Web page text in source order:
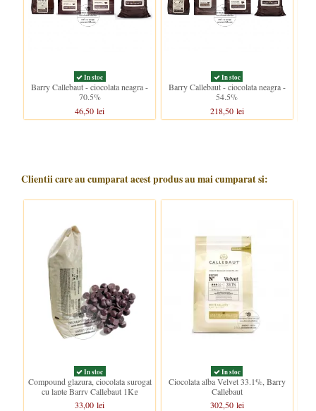
In stoc
Barry Callebaut - ciocolata neagra -
70.5%
46,50 lei
In stoc
Barry Callebaut - ciocolata neagra -
54.5%
218,50 lei
Clientii care au cumparat acest produs au mai cumparat si:
In stoc
Compound glazura, ciocolata surogat
cu lapte Barry Callebaut 1Kg
33,00 lei
In stoc
Ciocolata alba Velvet 33.1%, Barry
Callebaut
302,50 lei